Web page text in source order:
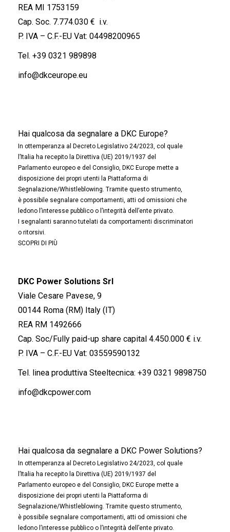
REA MI 1753159
Cap. Soc. 7.774.030 € i.v.
P. IVA – C.F.-EU Vat: 04498200965
Tel. +39 0321 989898
info@dkceurope.eu
Hai qualcosa da segnalare a DKC Europe?
In ottemperanza al Decreto Legislativo 24/2023, col quale
l’Italia ha recepito la Direttiva (UE) 2019/1937 del
Parlamento europeo e del Consiglio, DKC Europe mette a
disposizione dei propri utenti la Piattaforma di
Segnalazione/Whistleblowing. Tramite questo strumento,
è possibile segnalare comportamenti, atti od omissioni che
ledono l’interesse pubblico o l’integrità dell’ente privato.
I segnalanti saranno tutelati da comportamenti discriminatori
o ritorsivi.
SCOPRI DI PIÙ
DKC Power Solutions Srl
Viale Cesare Pavese, 9
00144 Roma (RM) Italy (IT)
REA RM 1492666
Cap. Soc/Fully paid-up share capital 4.450.000 € i.v.
P. IVA – C.F.-EU Vat: 03559590132
Tel. linea produttiva Steeltecnica: +39 0321 9898750
info@dkcpower.com
Hai qualcosa da segnalare a DKC Power Solutions?
In ottemperanza al Decreto Legislativo 24/2023, col quale
l’Italia ha recepito la Direttiva (UE) 2019/1937 del
Parlamento europeo e del Consiglio, DKC Europe mette a
disposizione dei propri utenti la Piattaforma di
Segnalazione/Whistleblowing. Tramite questo strumento,
è possibile segnalare comportamenti, atti od omissioni che
ledono l’interesse pubblico o l’integrità dell’ente privato.